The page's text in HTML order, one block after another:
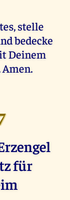
stelle
bedecke
Deinem
für